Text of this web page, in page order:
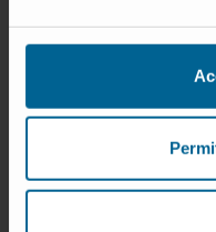
Madrid.
Publicou 61
e revistas